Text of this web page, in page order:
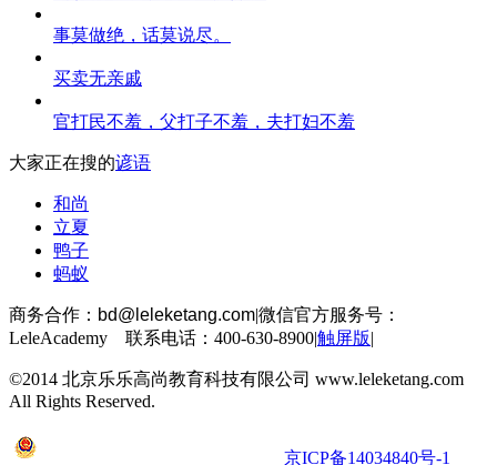
事莫做绝，话莫说尽。
买卖无亲戚
官打民不羞，父打子不羞，夫打妇不羞
大家正在搜的谚语
和尚
立夏
鸭子
蚂蚁
商务合作： bd@leleketang.com|微信官方服务号：
LeleAcademy 联系电话：400-630-8900|触屏版|
©2014 北京乐乐高尚教育科技有限公司 www.leleketang.com
All Rights Reserved.
京ICP备14034840号-1